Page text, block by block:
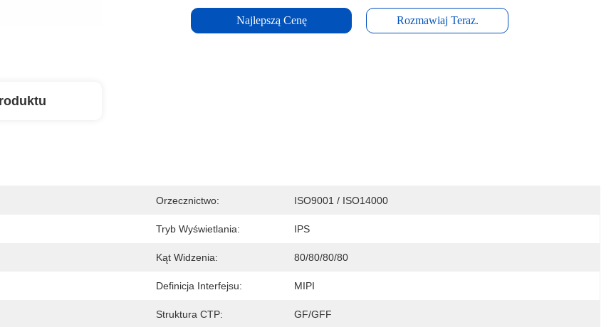
Najlepszą Cenę Rozmawiaj Teraz.
Orzecznictwo: ISO9001 / ISO14000
Tryb Wyświetlania: IPS
Kąt Widzenia: 80/80/80/80
Definicja Interfejsu: MIPI
Struktura CTP: GF/GFF